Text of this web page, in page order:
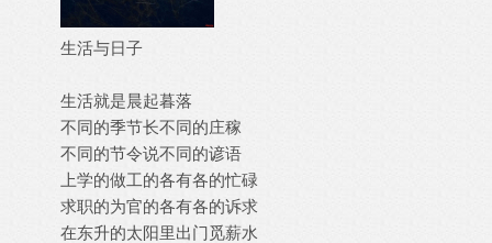
生活与日子
生活就是晨起暮落
不同的季节长不同的庄稼
不同的节令说不同的谚语
上学的做工的各有各的忙碌
求职的为官的各有各的诉求
在东升的太阳里出门觅薪水